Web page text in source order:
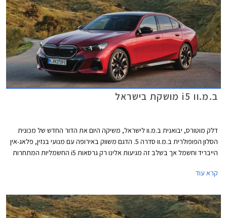
ב.מ.וו i5 מושקת בישראל
דלק מוטורס, יבואנית ב.מ.וו לישראל, משיקה היום את הדור החדש של מכונית
הסלון הפופולרית ב.מ.וו סדרה 5. הדגם משווק באירופה עם מנועי בנזין, פלאג-אין
הייבריד וחשמל אך בשלב זה מגיעות אלינו רק גרסאות i5 החשמליות המתחרות
קרא עוד